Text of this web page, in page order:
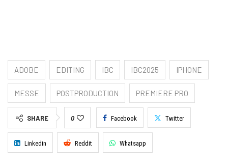
ADOBE EDITING IBC IBC2025 IPHONE
MESSE POSTPRODUCTION PREMIERE PRO
SHARE 0 Facebook Twitter
Linkedin Reddit Whatsapp